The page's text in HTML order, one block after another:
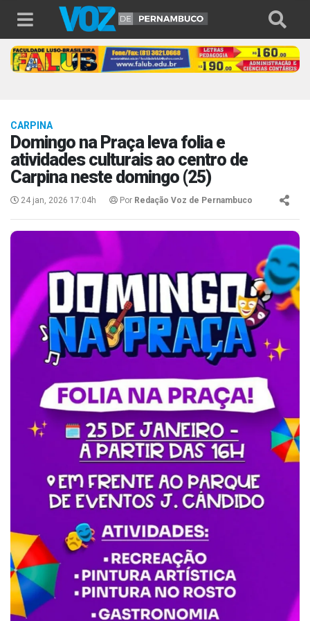
CARPINA
Domingo na Praça leva folia e
atividades culturais ao centro de
Carpina neste domingo (25)
24 jan, 2026 17:04h Por Redação Voz de Pernambuco